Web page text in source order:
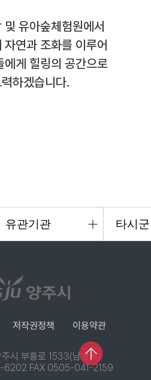
유아숲체험원에서
연과 조화를 이루어
에게 힐링의 공간으로
하겠습니다.
저작권정책 이용약관
시 부흥로 1533(남방동)
6202 FAX 0505-041-2159